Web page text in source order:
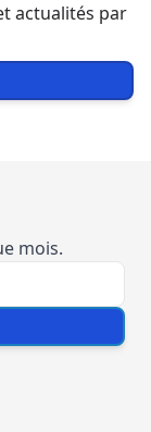
actualités par
mois.